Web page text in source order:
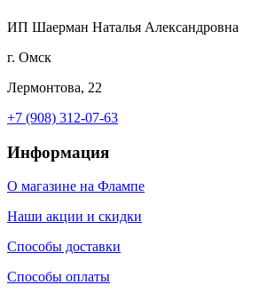
ИП Шаерман Наталья Александровна
г. Омск
Лермонтова, 22
+7 (908) 312-07-63
Информация
О магазине на Флампе
Наши акции и скидки
Способы доставки
Способы оплаты